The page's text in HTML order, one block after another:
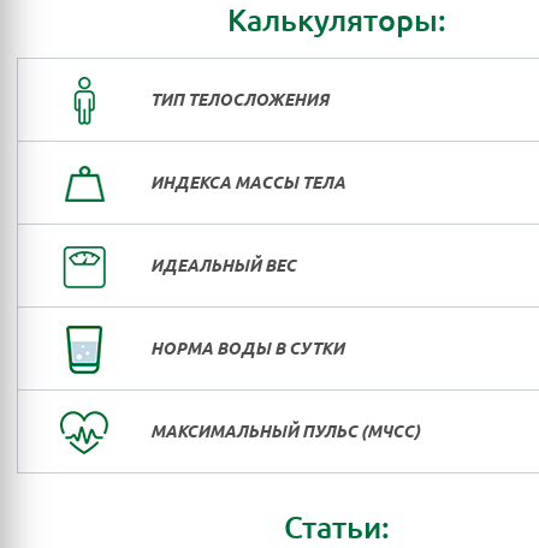
Калькуляторы:
ТИП ТЕЛОСЛОЖЕНИЯ
ИНДЕКСА МАССЫ ТЕЛА
ИДЕАЛЬНЫЙ ВЕС
НОРМА ВОДЫ В СУТКИ
МАКСИМАЛЬНЫЙ ПУЛЬС (МЧСС)
Статьи: